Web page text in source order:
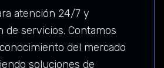
atención 24/7 y
de servicios. Contamos
del mercado
soluciones de